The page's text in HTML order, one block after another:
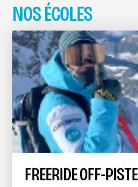
NOS ÉCOLES
FREERIDE OFF-PISTE